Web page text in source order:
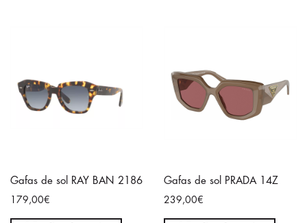
Gafas de sol RAY BAN 2186
179,00€
Gafas de sol PRADA 14Z
239,00€